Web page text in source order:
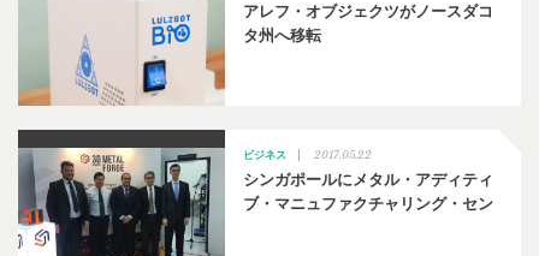
アレフ・オブジェクツがノースダコ
タ州へ移転
ビジネス 2017.05.22
シンガポールにメタル・アディティ
ブ・マニュファクチャリング・セン